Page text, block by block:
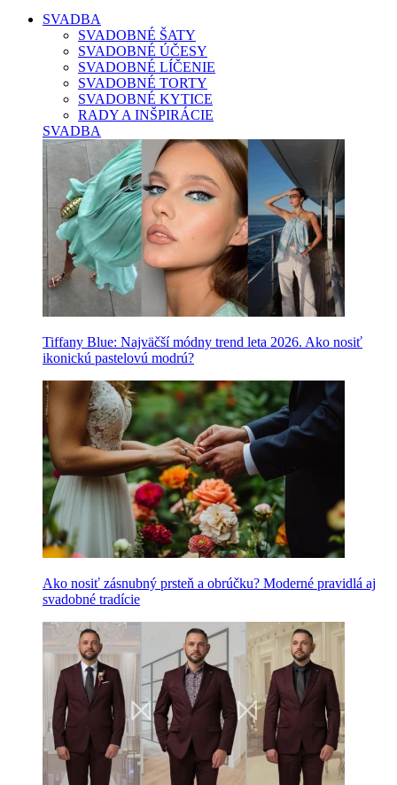
SVADBA
SVADOBNÉ ŠATY
SVADOBNÉ ÚČESY
SVADOBNÉ LÍČENIE
SVADOBNÉ TORTY
SVADOBNÉ KYTICE
RADY A INŠPIRÁCIE
SVADBA
Tiffany Blue: Najväčší módny trend leta 2026. Ako nosiť
ikonickú pastelovú modrú?
Ako nosiť zásnubný prsteň a obrúčku? Moderné pravidlá aj
svadobné tradície